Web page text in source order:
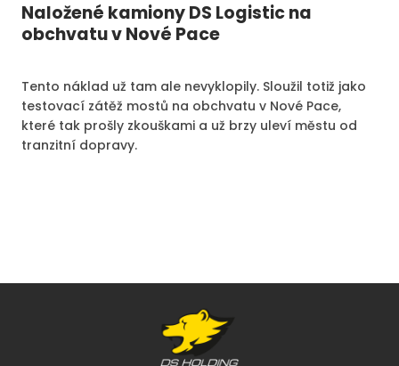
Naložené kamiony DS Logistic na
obchvatu v Nové Pace
Tento náklad už tam ale nevyklopily. Sloužil totiž jako
testovací zátěž mostů na obchvatu v Nové Pace,
které tak prošly zkouškami a už brzy uleví městu od
tranzitní dopravy.